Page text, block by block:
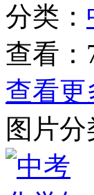
分类：
查看：
查看更
图片分